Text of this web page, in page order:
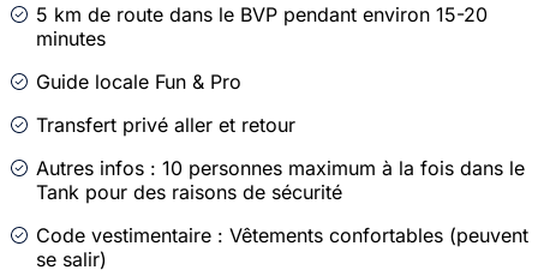
5 km de route dans le BVP pendant environ 15-20
minutes
Guide locale Fun & Pro
Transfert privé aller et retour
Autres infos : 10 personnes maximum à la fois dans le
Tank pour des raisons de sécurité
Code vestimentaire : Vêtements confortables (peuvent
se salir)